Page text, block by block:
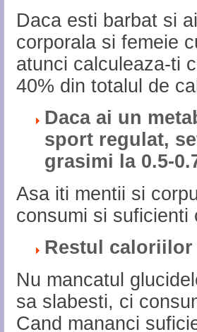
Daca esti barbat si
corporala si femeie
atunci calculeaza-ti
40% din totalul de
Daca ai un
sport regulat,
grasimi la 0.5-
Asa iti mentii si
consumi si suficienti
Restul
Nu mancatul
sa slabesti, ci
Cand mananci